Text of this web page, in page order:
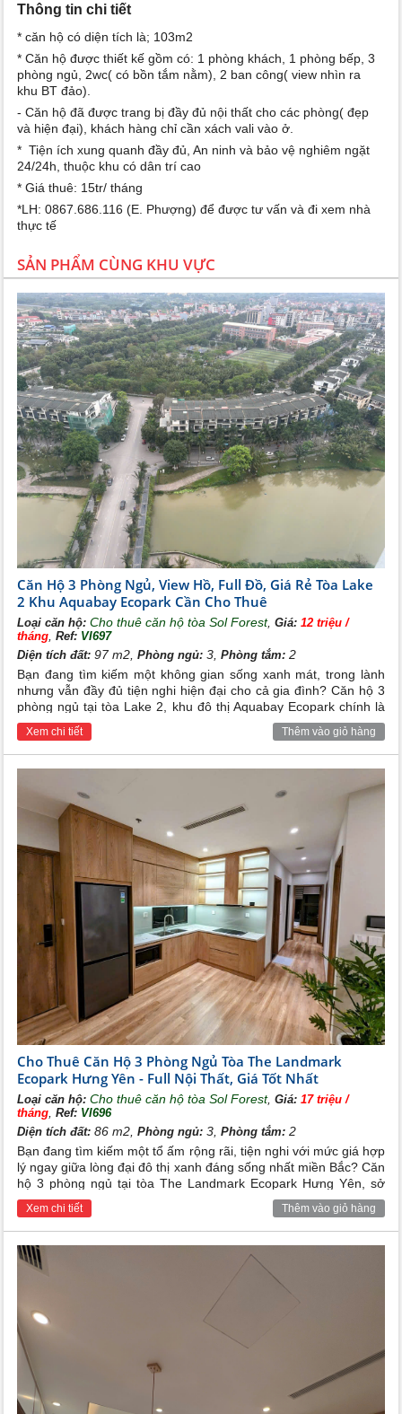
Thông tin chi tiết
* căn hộ có diện tích là; 103m2
* Căn hộ được thiết kế gồm có: 1 phòng khách, 1 phòng bếp, 3
phòng ngủ, 2wc( có bồn tắm nằm), 2 ban công( view nhìn ra
khu BT đảo).
- Căn hộ đã được trang bị đầy đủ nội thất cho các phòng( đẹp
và hiện đại), khách hàng chỉ cần xách vali vào ở.
* Tiện ích xung quanh đầy đủ, An ninh và bảo vệ nghiêm ngặt
24/24h, thuộc khu có dân trí cao
* Giá thuê: 15tr/ tháng
*LH: 0867.686.116 (E. Phượng) để được tư vấn và đi xem nhà
thực tế
SẢN PHẨM CÙNG KHU VỰC
Căn Hộ 3 Phòng Ngủ, View Hồ, Full Đồ, Giá Rẻ Tòa Lake
2 Khu Aquabay Ecopark Cần Cho Thuê
Loại căn hộ: Cho thuê căn hộ tòa Sol Forest,Giá:12 triệu /
tháng ,Ref: VI697
Diện tích đất: 97 m2,Phòng ngủ: 3,Phòng tắm: 2
Bạn đang tìm kiếm một không gian sống xanh mát, trong lành
nhưng vẫn đầy đủ tiện nghi hiện đại cho cả gia đình? Căn hộ 3
phòng ngủ tại tòa Lake 2, khu đô thị Aquabay Ecopark chính là
sự lựa chọn hoàn hảo, đáp ứng trọn vẹn mọi tiêu chuẩn về một
tổ ấm lý tưởng.
Xem chi tiết Thêm vào giỏ hàng
Cho Thuê Căn Hộ 3 Phòng Ngủ Tòa The Landmark
Ecopark Hưng Yên - Full Nội Thất, Giá Tốt Nhất
Loại căn hộ: Cho thuê căn hộ tòa Sol Forest,Giá:17 triệu /
tháng ,Ref: VI696
Diện tích đất: 86 m2,Phòng ngủ: 3,Phòng tắm: 2
Bạn đang tìm kiếm một tổ ấm rộng rãi, tiện nghi với mức giá hợp
lý ngay giữa lòng đại đô thị xanh đáng sống nhất miền Bắc? Căn
hộ 3 phòng ngủ tại tòa The Landmark Ecopark Hưng Yên, sở
hữu hệ thống full nội thất hiện đại cùng mức giá tốt nhất thị
trường chính là sự lựa chọn không thể bỏ lỡ dành cho gia đình
bạn.
Xem chi tiết Thêm vào giỏ hàng